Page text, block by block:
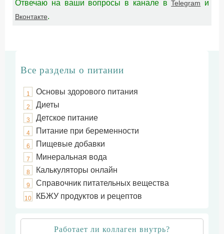
Отвечаю на ваши вопросы в канале вTelegram и
Вконтакте.
Все разделы о питании
1 Основы здорового питания
2 Диеты
3 Детское питание
4 Питание при беременности
6 Пищевые добавки
7 Минеральная вода
8 Калькуляторы онлайн
9 Справочник питательных вещества
10 КБЖУ продуктов и рецептов
Работает ли коллаген внутрь?